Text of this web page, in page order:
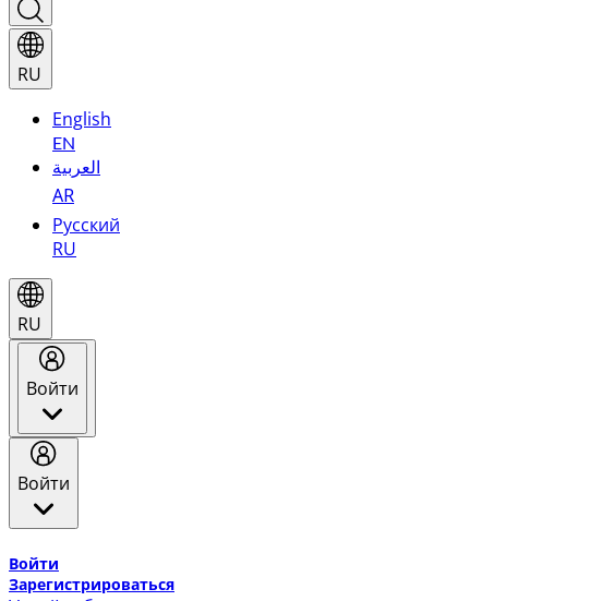
RU
English
EN
العربية
AR
Русский
RU
RU
Войти
Войти
Войти
Зарегистрироваться